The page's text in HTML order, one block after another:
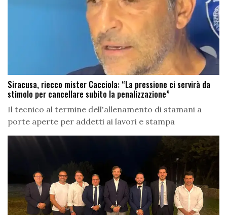
Siracusa, riecco mister Cacciola: “La pressione ci servirà da
stimolo per cancellare subito la penalizzazione”
Il tecnico al termine dell'allenamento di stamani a
porte aperte per addetti ai lavori e stampa